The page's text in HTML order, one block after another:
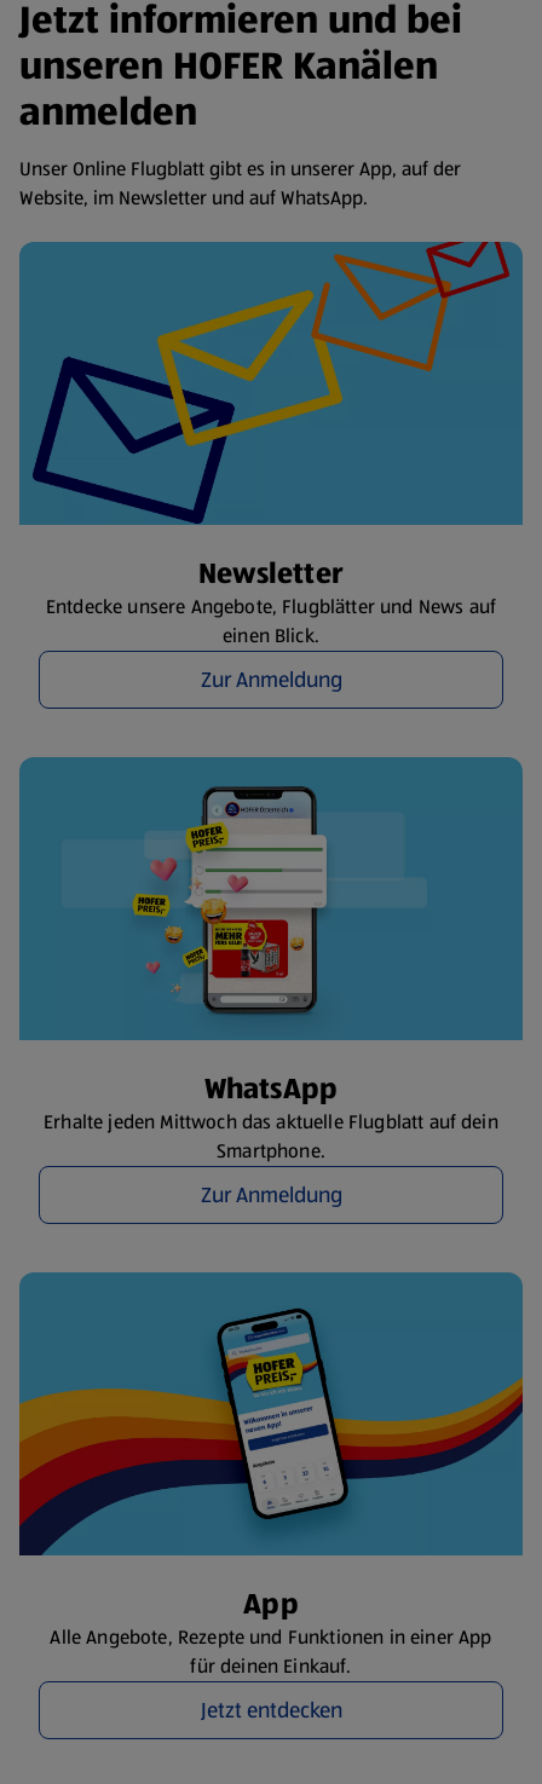
Jetzt informieren und bei
unseren HOFER Kanälen
anmelden
Unser Online Flugblatt gibt es in unserer App, auf der
Website, im Newsletter und auf WhatsApp.
Newsletter
Entdecke unsere Angebote, Flugblätter und News auf
einen Blick.
Zur Anmeldung
WhatsApp
Erhalte jeden Mittwoch das aktuelle Flugblatt auf dein
Smartphone.
Zur Anmeldung
App
Alle Angebote, Rezepte und Funktionen in einer App
für deinen Einkauf.
Jetzt entdecken